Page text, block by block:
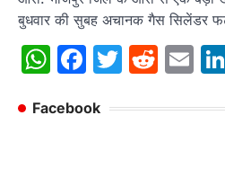
बुधवार की सुबह अचानक गैस सिलेंडर
WhatsApp
Facebook
Twitter
Facebook